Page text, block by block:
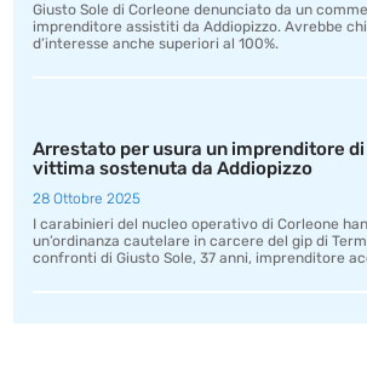
Giusto Sole di Corleone denunciato da un
imprenditore assistiti da Addiopizzo. Avrebbe
d’interesse anche superiori al 100%.
Arrestato per usura un imprenditore di
vittima sostenuta da Addiopizzo
28 Ottobre 2025
I carabinieri del nucleo operativo di Corleone
un’ordinanza cautelare in carcere del gip di
confronti di Giusto Sole, 37 anni, imprenditore